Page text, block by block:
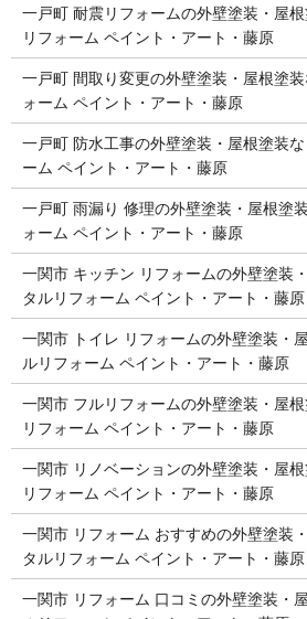
一戸町 耐震リフォームの外壁塗装・屋
リフォーム ペイント・アート・藤原
一戸町 間取り変更の外壁塗装・屋根塗
ォーム ペイント・アート・藤原
一戸町 防水工事の外壁塗装・屋根塗装
ーム ペイント・アート・藤原
一戸町 雨漏り 修理の外壁塗装・屋根塗
ォーム ペイント・アート・藤原
一関市 キッチン リフォームの外壁塗装
タルリフォーム ペイント・アート・藤原
一関市 トイレ リフォームの外壁塗装・
ルリフォーム ペイント・アート・藤原
一関市 フルリフォームの外壁塗装・屋
リフォーム ペイント・アート・藤原
一関市 リノベーションの外壁塗装・屋
リフォーム ペイント・アート・藤原
一関市 リフォーム おすすめの外壁塗装
タルリフォーム ペイント・アート・藤原
一関市 リフォーム 口コミの外壁塗装・